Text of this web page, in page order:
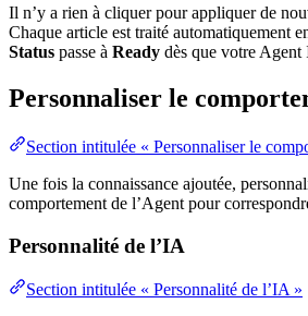
Il n’y a rien à cliquer pour appliquer de
Chaque article est traité automatiquement
Status passe à Ready dès que votre Agent
Personnaliser le
Section intitulée « Personnaliser le
Une fois la connaissance ajoutée,
comportement de l’Agent pour
Personnalité de l’IA
Section intitulée « Personnalité de l’IA »